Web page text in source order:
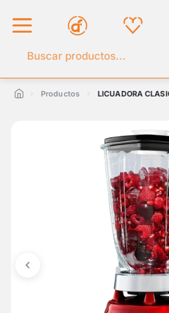
Buscar en el catálogo
Productos LICUADORA